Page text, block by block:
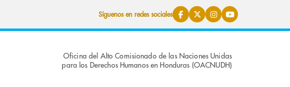
Síguenos en redes sociales
Oficina del Alto Comisionado de las Naciones Unidas
para los Derechos Humanos en Honduras (OACNUDH)